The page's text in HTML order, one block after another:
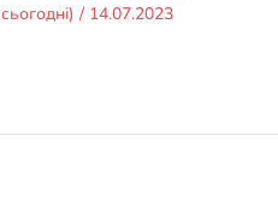
сьогодні) / 14.07.2023